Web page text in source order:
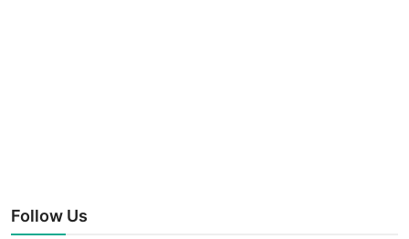
Follow Us